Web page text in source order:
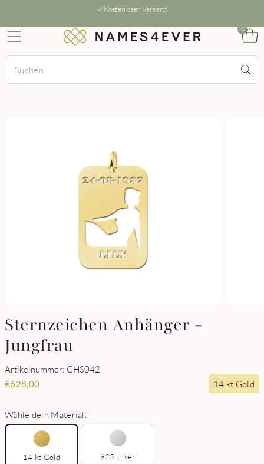
Kostenloser Versand
0
Sternzeichen Anhänger -
Jungfrau
Artikelnummer: GHS042
€628,00 14 kt Gold
Wähle dein Material:
14 kt Gold 925 zilver